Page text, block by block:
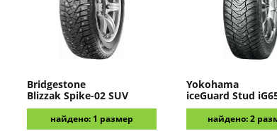
Bridgestone
Blizzak Spike-02 SUV
найдено: 1 размер
Yokohama
iceGuard Stud
найдено: 2